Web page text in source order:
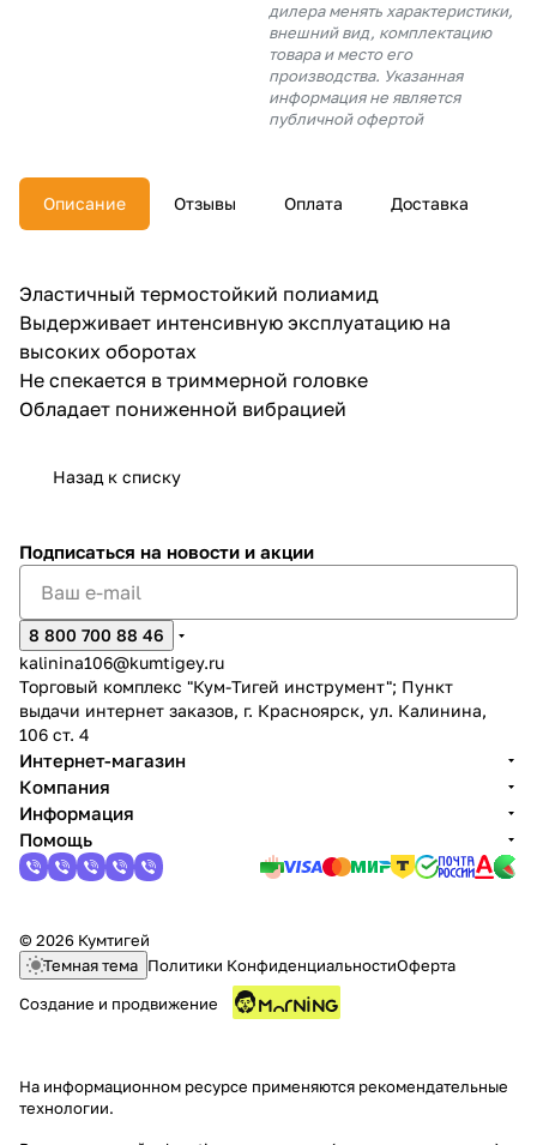
дилера менять характеристики,
внешний вид, комплектацию
товара и место его
производства. Указанная
информация не является
публичной офертой
Описание Отзывы Оплата Доставка
Эластичный термостойкий полиамид
Выдерживает интенсивную эксплуатацию на
высоких оборотах
Не спекается в триммерной головке
Обладает пониженной вибрацией
Назад к списку
Подписаться на новости и акции
8 800 700 88 46
kalinina106@kumtigey.ru
Торговый комплекс "Кум-Тигей инструмент"; Пункт
выдачи интернет заказов, г. Красноярск, ул. Калинина,
106 ст. 4
Интернет-магазин
Компания
Информация
Помощь
© 2026 Кумтигей
Темная тема Политики КонфиденциальностиОферта
Создание и продвижение
На информационном ресурсе применяются рекомендательные
технологии.